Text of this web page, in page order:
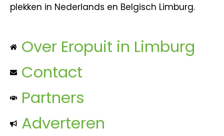
plekken in Nederlands en Belgisch Limburg.
Over Eropuit in Limburg
Contact
Partners
Adverteren